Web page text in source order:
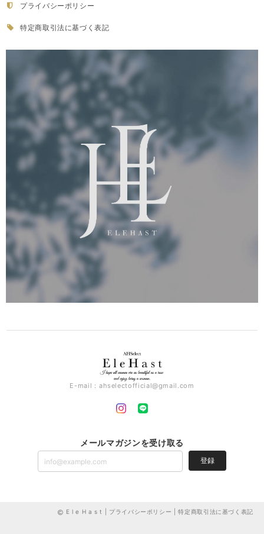
プライバシーポリシー
特定商取引法に基づく表記
E-mail： ahselectofficial@gmail.com
メールマガジンを受け取る
登録
E l e H a s t | プライバシーポリシー |特定商取引法に基づく表記